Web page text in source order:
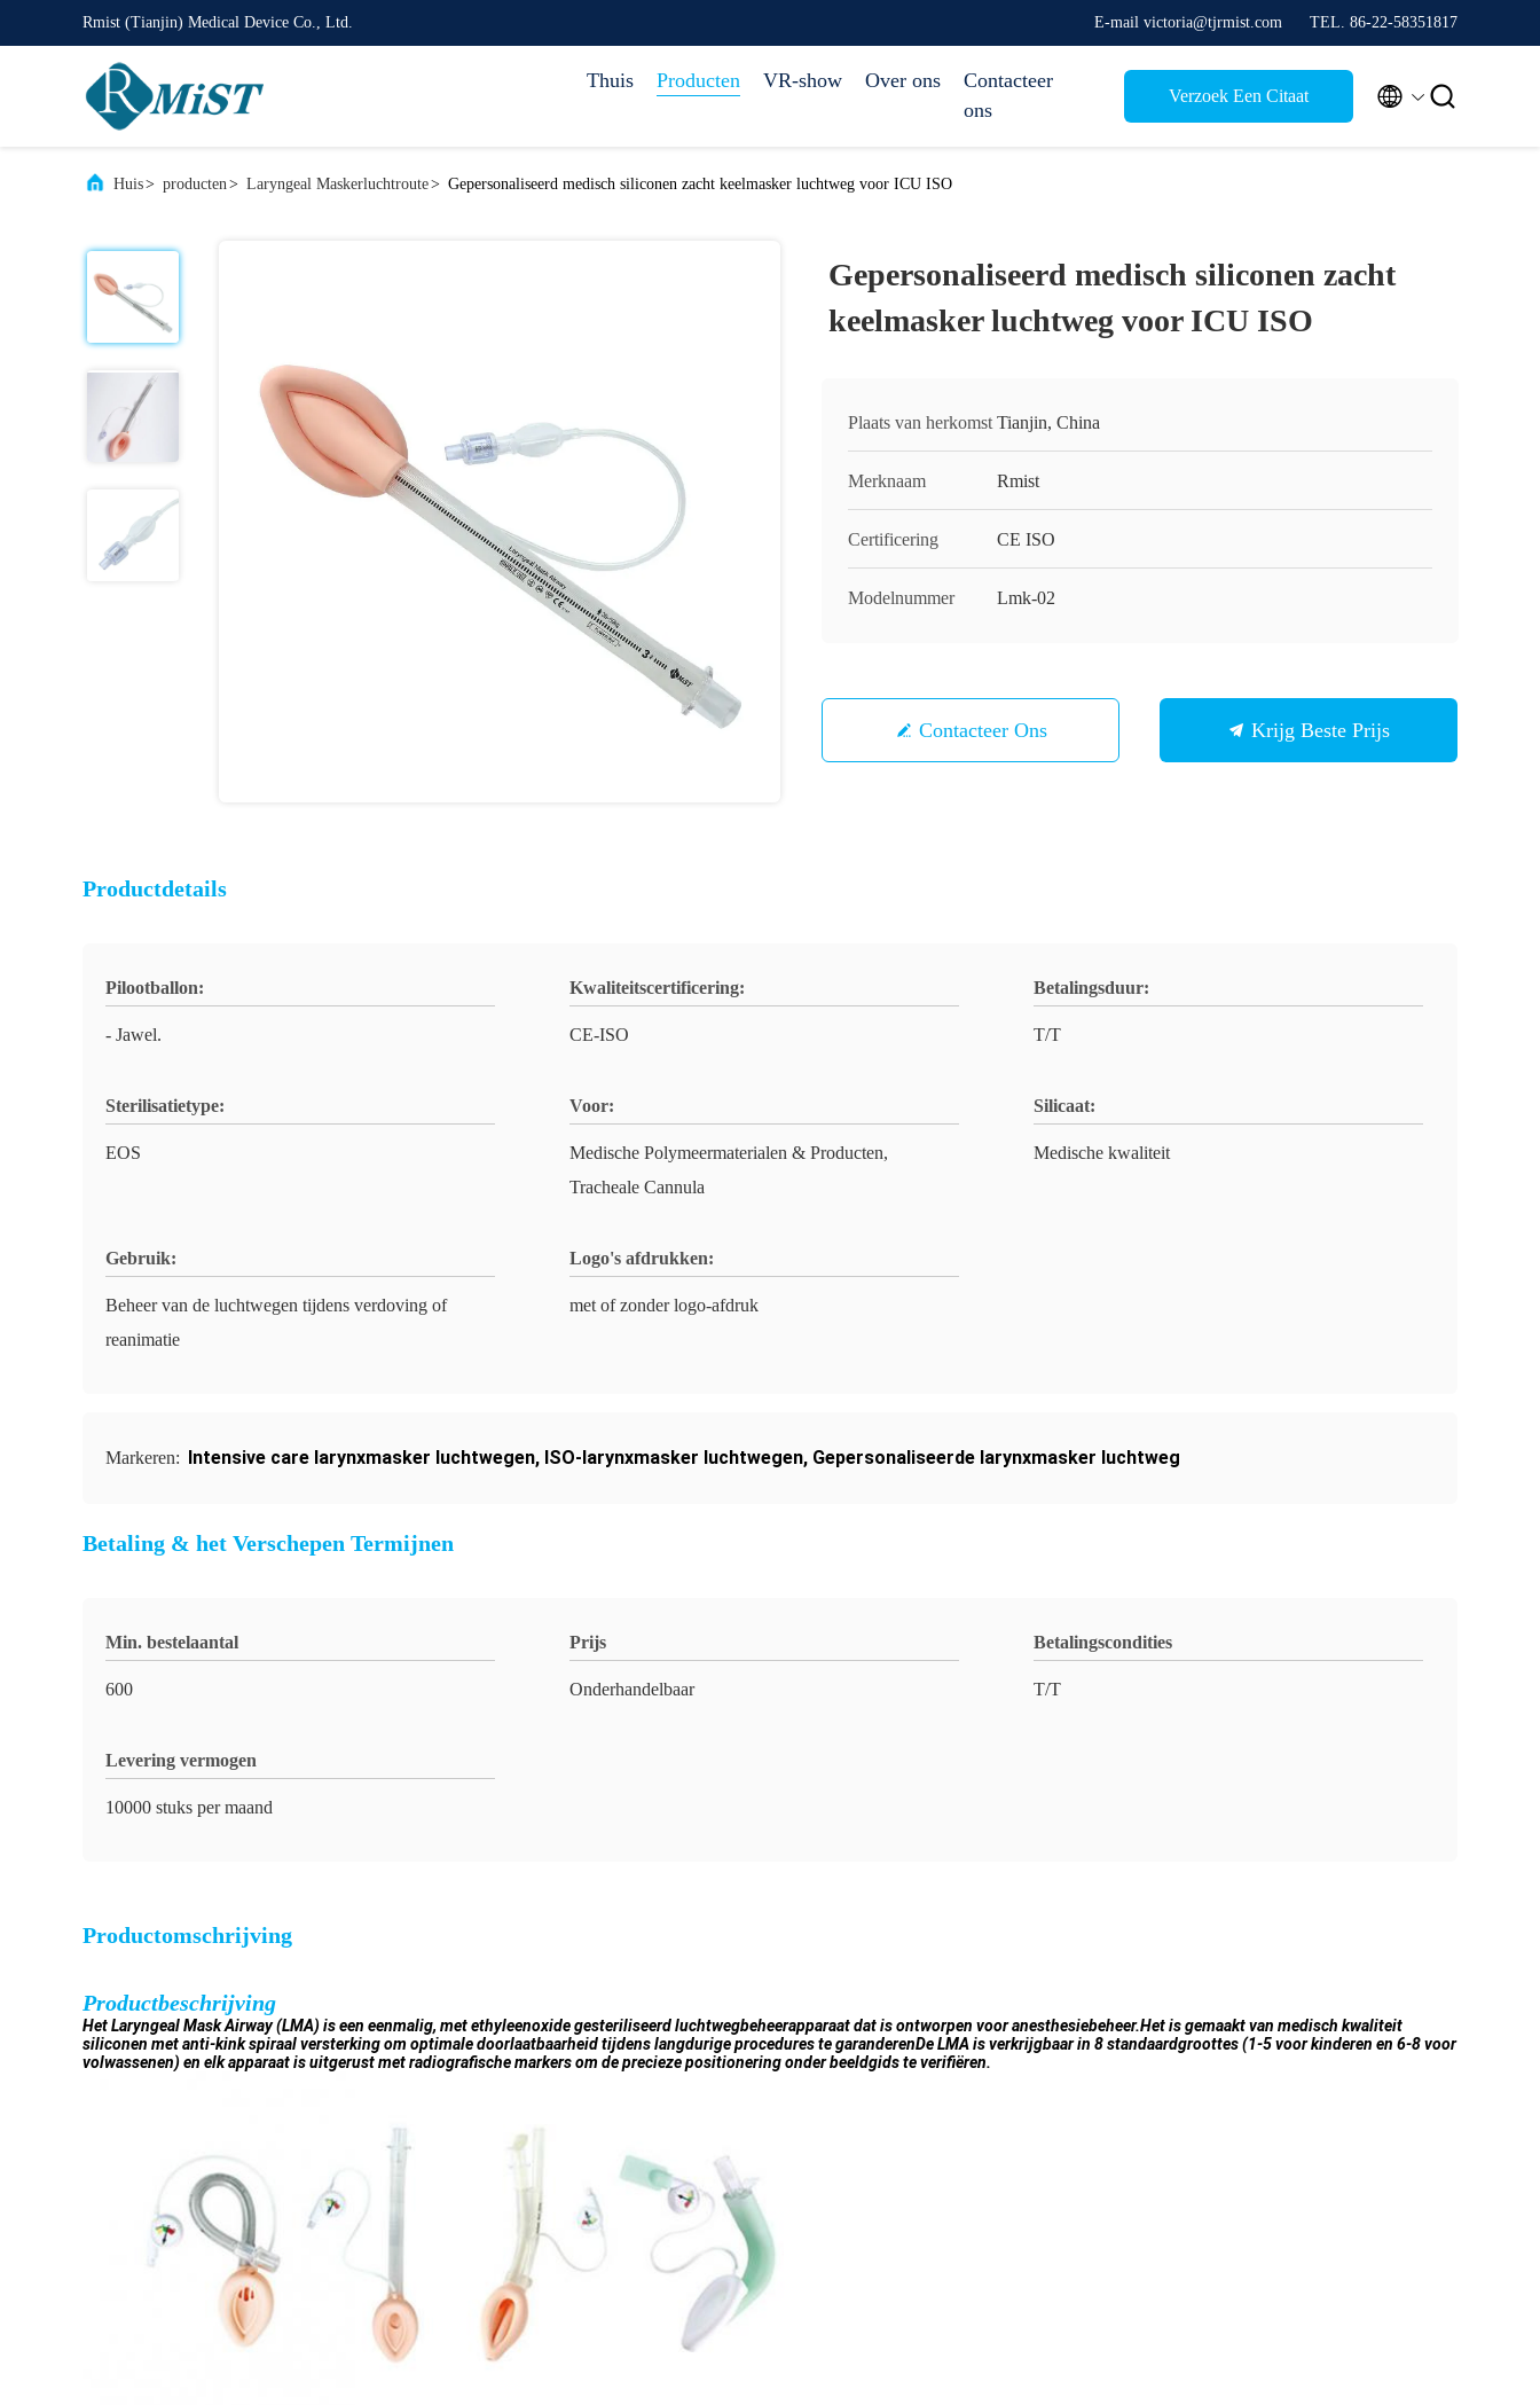
Rmist (Tianjin) Medical Device Co., Ltd. E-mail victoria@tjrmist.com TEL. 86-22-58351817
Thuis Producten VR-show Over ons
Contacteer
ons
Verzoek Een Citaat  
Huis> producten> Laryngeal Maskerluchtroute> Gepersonaliseerd medisch siliconen zacht keelmasker luchtweg voor ICU ISO
Gepersonaliseerd medisch siliconen zacht
keelmasker luchtweg voor ICU ISO
Plaats van herkomst Tianjin, China
Merknaam Rmist
Certificering CE ISO
Modelnummer Lmk-02
Contacteer Ons Krijg Beste Prijs
Productdetails
Pilootballon:
- Jawel.
Kwaliteitscertificering:
CE-ISO
Betalingsduur:
T/T
Sterilisatietype:
EOS
Voor:
Medische Polymeermaterialen & Producten,
Tracheale Cannula
Silicaat:
Medische kwaliteit
Gebruik:
Beheer van de luchtwegen tijdens verdoving of
reanimatie
Logo's afdrukken:
met of zonder logo-afdruk
Markeren: Intensive care larynxmasker luchtwegen, ISO-larynxmasker luchtwegen, Gepersonaliseerde larynxmasker luchtweg
Betaling & het Verschepen Termijnen
Min. bestelaantal
600
Prijs
Onderhandelbaar
Betalingscondities
T/T
Levering vermogen
10000 stuks per maand
Productomschrijving
Productbeschrijving
Het Laryngeal Mask Airway (LMA) is een eenmalig, met ethyleenoxide gesteriliseerd luchtwegbeheerapparaat dat is ontworpen voor anesthesiebeheer.Het is gemaakt van medisch kwaliteit
siliconen met anti-kink spiraal versterking om optimale doorlaatbaarheid tijdens langdurige procedures te garanderenDe LMA is verkrijgbaar in 8 standaardgroottes (1-5 voor kinderen en 6-8 voor
volwassenen) en elk apparaat is uitgerust met radiografische markers om de precieze positionering onder beeldgids te verifiëren.